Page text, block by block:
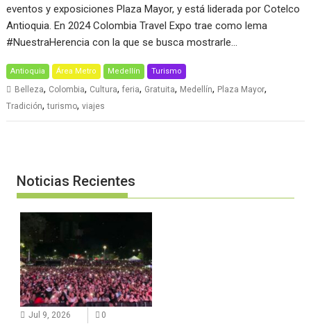
eventos y exposiciones Plaza Mayor, y está liderada por Cotelco
Antioquia. En 2024 Colombia Travel Expo trae como lema
#NuestraHerencia con la que se busca mostrarle…
Antioquia Área Metro Medellín Turismo
Belleza, Colombia, Cultura,feria, Gratuita, Medellín, Plaza Mayor,
Tradición,turismo,viajes
Noticias Recientes
Jul 9, 2026 0